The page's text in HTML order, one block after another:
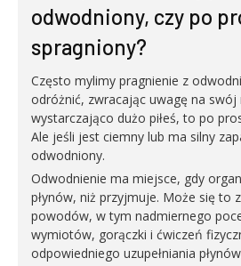
odwodniony, czy po
spragniony?
Często mylimy pragnienie z
odróżnić, zwracając uwagę na swój
wystarczająco dużo piłeś, to po
Ale jeśli jest ciemny lub ma silny
odwodniony.
Odwodnienie ma miejsce, gdy
płynów, niż przyjmuje. Może się to
powodów, w tym nadmiernego
wymiotów, gorączki i ćwiczeń
odpowiedniego uzupełniania